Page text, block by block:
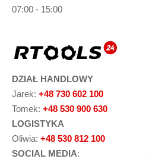
07:00 - 15:00
DZIAŁ HANDLOWY
Jarek: +48 730 602 100
Tomek: +48 530 900 630
LOGISTYKA
Oliwia: +48 530 812 100
SOCIAL MEDIA: